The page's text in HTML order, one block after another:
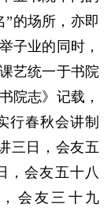
”的场所，亦即
子业的同时，
艺统一于书院
院志》记载，
行春秋会讲制
三日，会友五
，会友五十八
会友三十九